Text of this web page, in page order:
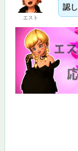
エスト
認